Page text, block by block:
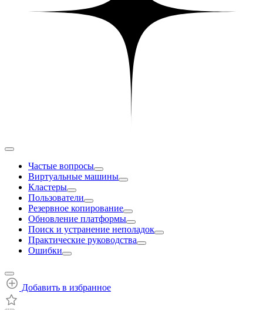
Частые вопросы
Виртуальные машины
Кластеры
Пользователи
Резервное копирование
Обновление платформы
Поиск и устранение неполадок
Практические руководства
Ошибки
Добавить в избранное